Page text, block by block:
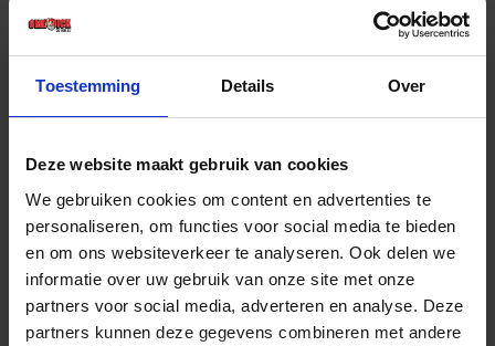
Toestemming Details Over
Deze website maakt gebruik van cookies
We gebruiken cookies om content en advertenties te
personaliseren, om functies voor social media te bieden
en om ons websiteverkeer te analyseren. Ook delen we
informatie over uw gebruik van onze site met onze
partners voor social media, adverteren en analyse. Deze
partners kunnen deze gegevens combineren met andere
€ 104,65 incl. BTW
-
Bestel nu!